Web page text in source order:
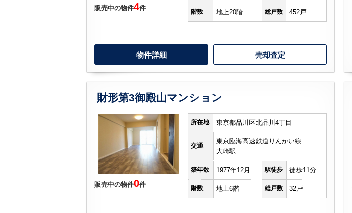
販売中の物件4件 階数 地上20階 総戸数 452戸
物件詳細 売却査定
財形第3御殿山マンション
販売中の物件0件
所在地 東京都品川区北品川4丁目
交通
東京臨海高速鉄道りんかい線
大崎駅
築年数 1977年12月 駅徒歩 徒歩11分
階数 地上6階 総戸数 32戸